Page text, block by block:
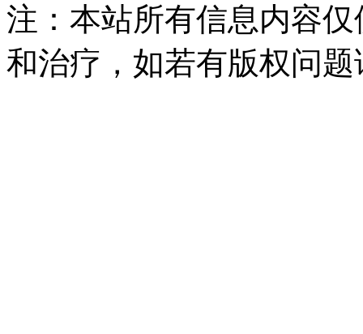
注：本站所有信息内容
和治疗，如若有版权问